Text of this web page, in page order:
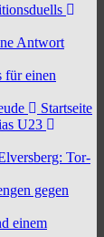
Antwort
für einen
Startseite
U23
Tor-
gegen
einem